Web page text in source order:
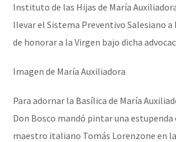
Instituto de las Hijas de María
llevar el Sistema Preventivo Salesiano a
de honorar a la Virgen bajo dicha
Imagen de María Auxiliadora
Para adornar la Basílica de María
Don Bosco mandó pintar una
maestro italiano Tomás Lorenzone en